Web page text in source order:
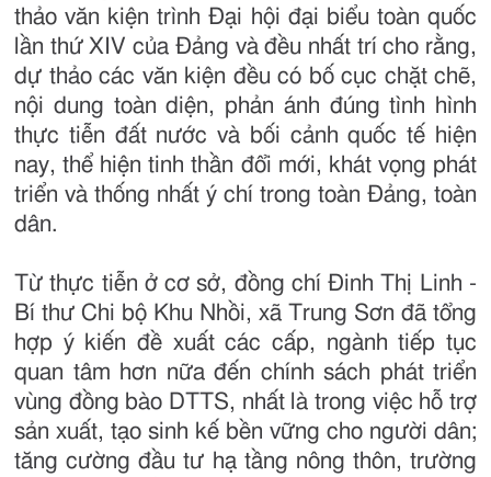
thảo văn kiện trình Đại hội đại biểu toàn quốc
lần thứ XIV của Đảng và đều nhất trí cho rằng,
dự thảo các văn kiện đều có bố cục chặt chẽ,
nội dung toàn diện, phản ánh đúng tình hình
thực tiễn đất nước và bối cảnh quốc tế hiện
nay, thể hiện tinh thần đổi mới, khát vọng phát
triển và thống nhất ý chí trong toàn Đảng, toàn
dân.
Từ thực tiễn ở cơ sở, đồng chí Đinh Thị Linh -
Bí thư Chi bộ Khu Nhồi, xã Trung Sơn đã tổng
hợp ý kiến đề xuất các cấp, ngành tiếp tục
quan tâm hơn nữa đến chính sách phát triển
vùng đồng bào DTTS, nhất là trong việc hỗ trợ
sản xuất, tạo sinh kế bền vững cho người dân;
tăng cường đầu tư hạ tầng nông thôn, trường